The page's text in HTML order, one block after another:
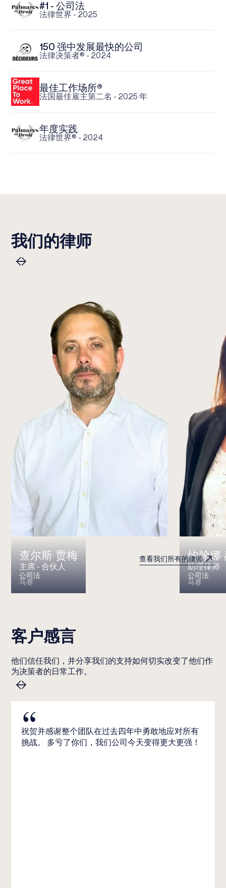
#1 - 公司法
法律世界 - 2025
150 强中发展最快的公司
法律决策者® - 2024
最佳工作场所®
法国最佳雇主第二名 - 2025 年
年度实践
法律世界® - 2024
我们的律师
查尔斯-贾梅
主席 - 合伙人
公司法
马赛
约翰娜
助理律师
公司法
马赛
查看我们所有的律师
客户感言
他们信任我们，并分享我们的支持如何切实改变了他们作
为决策者的日常工作。
祝贺并感谢整个团队在过去四年中勇敢地应对所有
挑战。 多亏了你们，我们公司今天变得更大更强！